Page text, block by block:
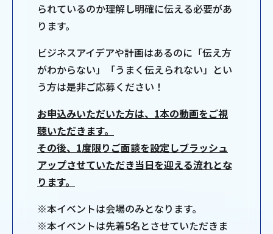
られているのか理解し明確に伝える必要があ
ります。
ビジネスアイデアや計画はあるのに「伝え方
がわからない」「うまく伝えられない」とい
う方は是非ご応募ください！
お申込みいただいた方は、1本の動画をご視
聴いただきます。
その後、1度限りご面談を設定しブラッシュ
アップさせていただき当日を迎える流れとな
ります。
※本イベントは会場のみとなります。
※本イベントは先着5名とさせていただきま